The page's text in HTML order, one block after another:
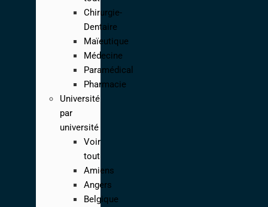
Chirurgie-
Dentaire
Maïeutique
Médecine
Paramédical
Pharmacie
Université
par
université
Voir
tout
Amiens
Angers
Belgique